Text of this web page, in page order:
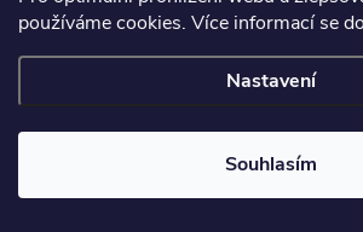
používáme cookies. Více informací se
Nastavení
Souhlasím
nastavení cookies